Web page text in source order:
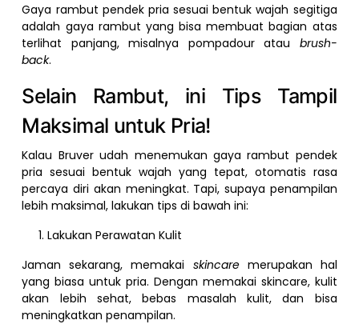
Gaya rambut pendek pria sesuai bentuk wajah segitiga
adalah gaya rambut yang bisa membuat bagian atas
terlihat panjang, misalnya pompadour atau brush-
back.
Selain Rambut, ini Tips Tampil
Maksimal untuk Pria!
Kalau Bruver udah menemukan gaya rambut pendek
pria sesuai bentuk wajah yang tepat, otomatis rasa
percaya diri akan meningkat. Tapi, supaya penampilan
lebih maksimal, lakukan tips di bawah ini:
Lakukan Perawatan Kulit
Jaman sekarang, memakai skincare merupakan hal
yang biasa untuk pria. Dengan memakai skincare, kulit
akan lebih sehat, bebas masalah kulit, dan bisa
meningkatkan penampilan.